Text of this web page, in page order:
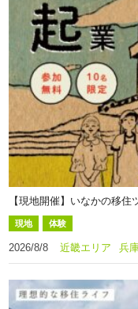
【現地開催】いなかの移
現地 体験
2026/8/8 近畿エリア 兵